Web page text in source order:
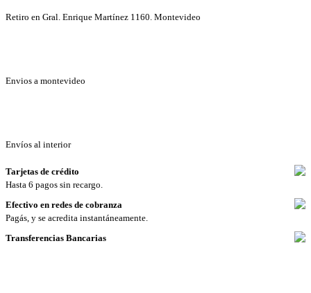
Retiro en Gral. Enrique Martínez 1160. Montevideo
Envios a montevideo
Envíos al interior
Tarjetas de crédito
Hasta 6 pagos sin recargo.
Efectivo en redes de cobranza
Pagás, y se acredita instantáneamente.
Transferencias Bancarias